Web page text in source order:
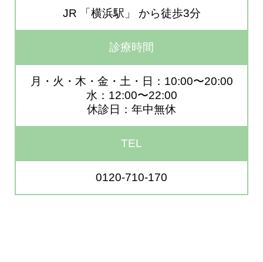
JR 「横浜駅」 から徒歩3分
診療時間
月・火・木・金・土・日：10:00〜20:00
水：12:00〜22:00
休診日：年中無休
TEL
0120-710-170